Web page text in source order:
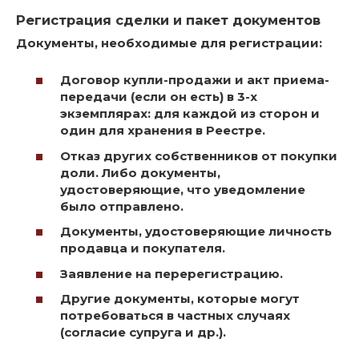
Регистрация сделки и пакет документов
Документы, необходимые для регистрации:
Договор купли-продажи и акт приема-
передачи (если он есть) в 3-х
экземплярах: для каждой из сторон и
один для хранения в Реестре.
Отказ других собственников от покупки
доли. Либо документы,
удостоверяющие, что уведомление
было отправлено.
Документы, удостоверяющие личность
продавца и покупателя.
Заявление на перерегистрацию.
Другие документы, которые могут
потребоваться в частных случаях
(согласие супруга и др.).